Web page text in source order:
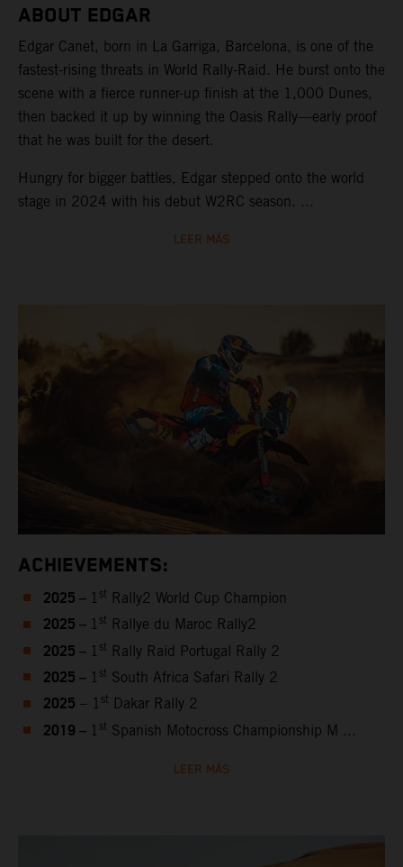
ABOUT EDGAR
Edgar Canet, born in La Garriga, Barcelona, is one of the
fastest-rising threats in World Rally-Raid. He burst onto the
scene with a fierce runner-up finish at the 1,000 Dunes,
then backed it up by winning the Oasis Rally—early proof
that he was built for the desert.
Hungry for bigger battles, Edgar stepped onto the world
stage in 2024 with his debut W2RC season. ...
LEER MÁS
ACHIEVEMENTS:
2025 – 1 st Rally2 World Cup Champion
2025 – 1 st Rallye du Maroc Rally2
2025 – 1 st Rally Raid Portugal Rally 2
2025 – 1 st South Africa Safari Rally 2
2025 – 1 st Dakar Rally 2
2019 – 1 st Spanish Motocross Championship M ...
LEER MÁS